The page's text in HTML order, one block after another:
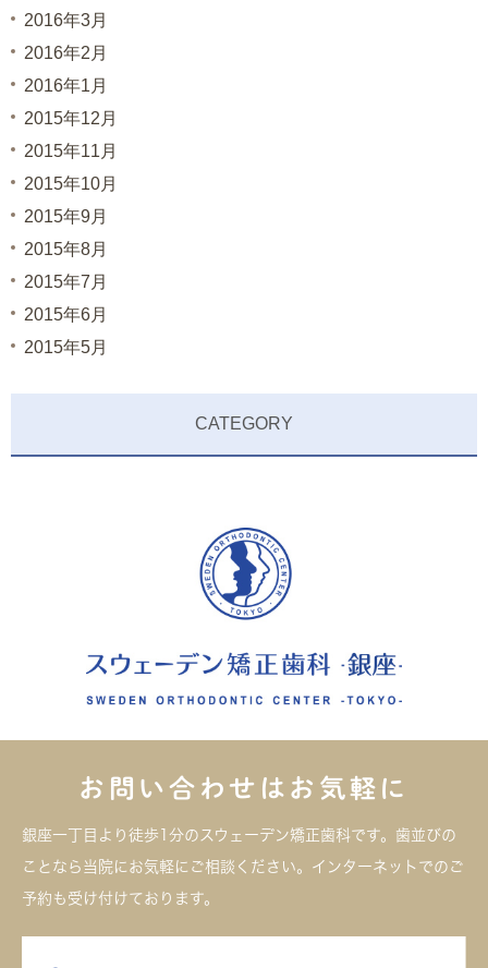
2016年3月
2016年2月
2016年1月
2015年12月
2015年11月
2015年10月
2015年9月
2015年8月
2015年7月
2015年6月
2015年5月
CATEGORY
お問い合わせはお気軽に
銀座一丁目より徒歩1分のスウェーデン矯正歯科です。歯並びの
ことなら当院にお気軽にご相談ください。インターネットでのご
予約も受け付けております。